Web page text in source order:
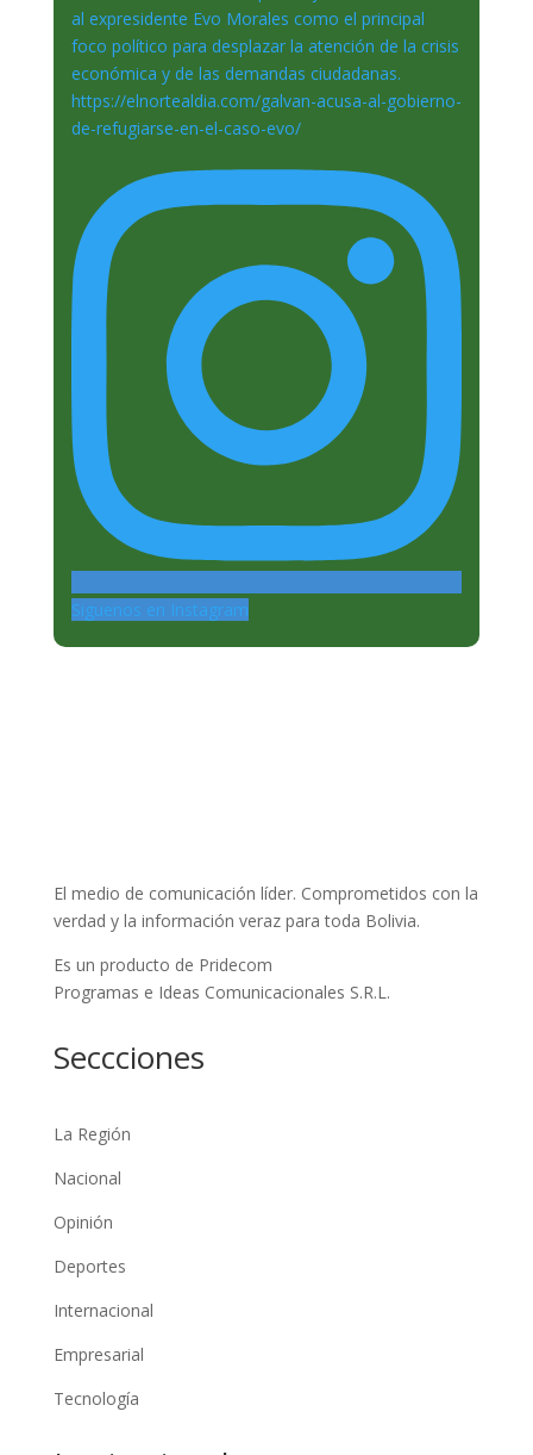
Siguenos en Instagram
El medio de comunicación líder. Comprometidos con la
verdad y la información veraz para toda Bolivia.
Es un producto de Pridecom
Programas e Ideas Comunicacionales S.R.L.
Seccciones
La Región
Nacional
Opinión
Deportes
Internacional
Empresarial
Tecnología